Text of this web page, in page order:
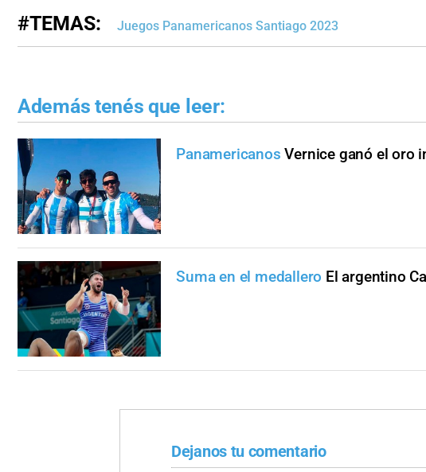
#TEMAS: Juegos Panamericanos Santiago 2023
Además tenés que leer:
Panamericanos Vernice ganó el oro
Suma en el medallero El argentino
Dejanos tu comentario